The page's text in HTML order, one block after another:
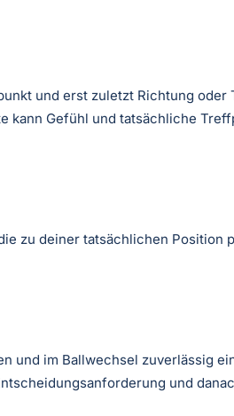
und erst zuletzt Richtung oder
kann Gefühl und tatsächliche
zu deiner tatsächlichen Position
und im Ballwechsel zuverlässig
und